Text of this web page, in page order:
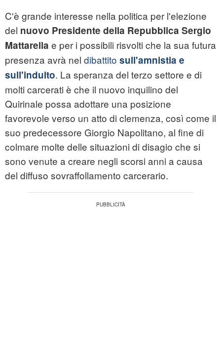
C'è grande interesse nella politica per l'elezione
del nuovo Presidente della Repubblica Sergio
Mattarella e per i possibili risvolti che la sua futura
presenza avrà nel dibattito sull'amnistia e
sull'indulto. La speranza del terzo settore e di
molti carcerati è che il nuovo inquilino del
Quirinale possa adottare una posizione
favorevole verso un atto di clemenza, così come il
suo predecessore Giorgio Napolitano, al fine di
colmare molte delle situazioni di disagio che si
sono venute a creare negli scorsi anni a causa
del diffuso sovraffollamento carcerario.